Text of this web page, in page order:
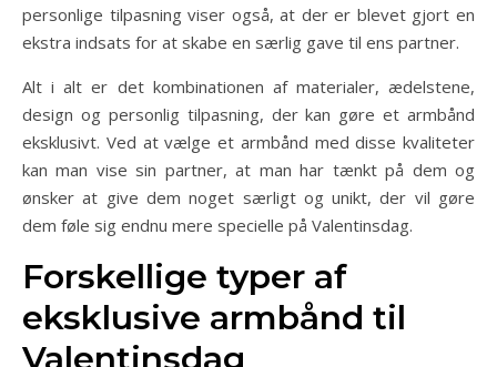
personlige tilpasning viser også, at der er blevet gjort en
ekstra indsats for at skabe en særlig gave til ens partner.
Alt i alt er det kombinationen af materialer, ædelstene,
design og personlig tilpasning, der kan gøre et armbånd
eksklusivt. Ved at vælge et armbånd med disse kvaliteter
kan man vise sin partner, at man har tænkt på dem og
ønsker at give dem noget særligt og unikt, der vil gøre
dem føle sig endnu mere specielle på Valentinsdag.
Forskellige typer af
eksklusive armbånd til